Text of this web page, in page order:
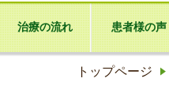
治療の流れ 患者様の声
トップページ